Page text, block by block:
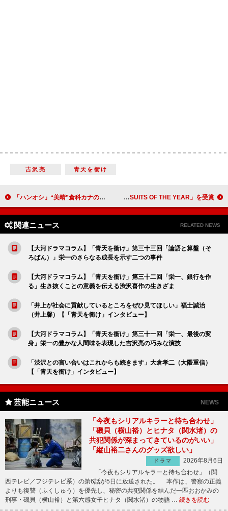
吉沢亮 青天を衝け
「ハンオシ」“美晴”倉科カナの告白に視聴者驚く 「じわじわくる怖いせりふに戦慄した」 松岡昌宏、城島茂のスーツ姿に「社長としての風格が出てきた」 TOKIOが「SUITS OF THE YEAR」を受賞
関連ニュース RELATED NEWS
【大河ドラマコラム】「青天を衝け」第三十三回「論語と算盤（そ
ろばん）」栄一のさらなる成長を示す二つの事件
【大河ドラマコラム】「青天を衝け」第三十二回「栄一、銀行を作
る」生き抜くことの意義を伝える渋沢喜作の生きざま
「井上が社会に貢献しているところをぜひ見てほしい」福士誠治
（井上馨）【「青天を衝け」インタビュー】
【大河ドラマコラム】「青天を衝け」第三十一回「栄一、最後の変
身」栄一の豊かな人間味を表現した吉沢亮の巧みな演技
「渋沢との言い合いはこれからも続きます」大倉孝二（大隈重信）
【「青天を衝け」インタビュー】
芸能ニュース NEWS
「今夜もシリアルキラーと待ち合わせ」
「磯貝（横山裕）とヒナタ（関水渚）の
共犯関係が深まってきているのがいい」
「縦山裕二さんのグッズ欲しい」
ドラマ
2026年8月6日
「今夜もシリアルキラーと待ち合わせ」（関
西テレビ／フジテレビ系）の第6話が5日に放送された。 本作は、警察の正義
よりも復讐（ふくしゅう）を優先し、秘密の共犯関係を結んだ一匹おおかみの
刑事・磯貝（横山裕）と第六感女子ヒナタ（関水渚）の物語 … 続きを読む